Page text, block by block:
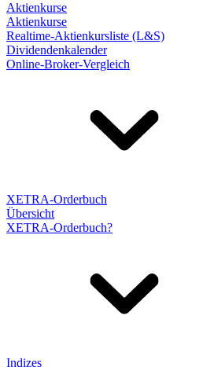
Aktienkurse
Aktienkurse
Realtime-Aktienkursliste (L&S)
Dividendenkalender
Online-Broker-Vergleich
XETRA-Orderbuch
Übersicht
XETRA-Orderbuch?
Indizes